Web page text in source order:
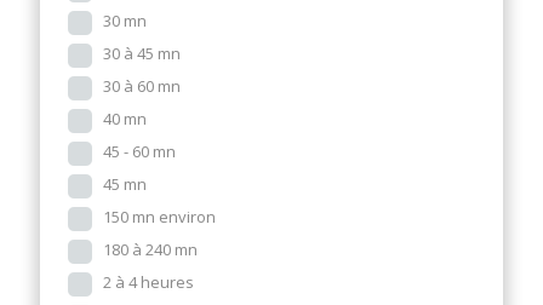
30 mn
30 à 45 mn
30 à 60 mn
40 mn
45 - 60 mn
45 mn
150 mn environ
180 à 240 mn
2 à 4 heures